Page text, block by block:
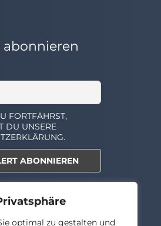
optimal zu gestalten und
FORTFÄHRST,
DU UNSERE
you want to